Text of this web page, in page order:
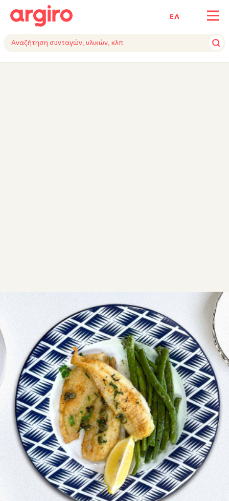
ΕΛ
ΥΛΙΚΑΕΚΤΕΛΕΣΗΕΞΟΠΛΙΣΜΟΣ
Γλώσσα μενιέρ
Γλώσσα Μενιέρ τηγανητή με βούτυρο και λεμόνι,
σερβιρισμένη με μαϊντανό και κάπαρη. Ένα
φημισμένο γαλλικό πιάτο, εύκολο και γευστικό.
Εύκολη 0:15
2 μερίδες 10 λεπτά 5 λεπτά